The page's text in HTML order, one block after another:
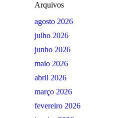
Arquivos
agosto 2026
julho 2026
junho 2026
maio 2026
abril 2026
março 2026
fevereiro 2026